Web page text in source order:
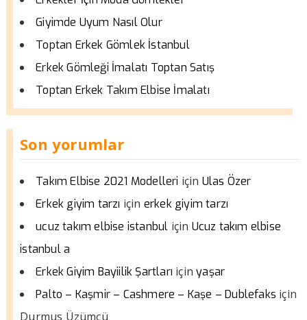
Giyimde Uyum Nasıl Olur
Toptan Erkek Gömlek İstanbul
Erkek Gömleği İmalatı Toptan Satış
Toptan Erkek Takım Elbise İmalatı
Son yorumlar
Takım Elbise 2021 Modelleri için Ulas Özer
Erkek giyim tarzı için erkek giyim tarzı
ucuz takım elbise istanbul için Ucuz takım elbise
istanbul a
Erkek Giyim Bayiilik Şartları içinyaşar
Palto – Kaşmir – Cashmere – Kaşe – Dublefaks için
Durmus Üzümcü